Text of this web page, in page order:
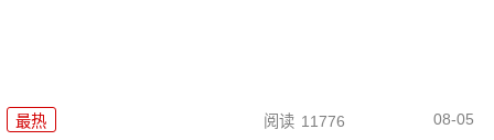
最热 阅读 11776 08-05